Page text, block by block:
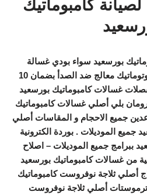
كامبوماتيك
بورسعيد سواء بودي غسالة
كامبوماتيك بورسعيد فول اوتوماتيك معالج ضد الصدأ بضمان 10
غسالات كامبوماتيك بورسعيد
بلي أصلي غسالات كامبوماتيك
جميع الاحجام و المقاسات أصلي
جميع الموديلات . بوردة الكترونية
ببرامج جميع الموديلات – اصلاح
من غسالات كامبوماتيك بورسعيد
أصلي ثلاجة نوفروست كامبوماتيك
ترموستات أصلي ثلاجة نوفروست